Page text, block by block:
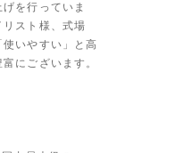
を行っていま
スト様、式場
いやすい」と高
にございます。